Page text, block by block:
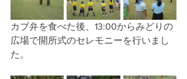
カブ弁を食べた後、13:00からみどりの
広場で開所式のセレモニーを行いまし
た。